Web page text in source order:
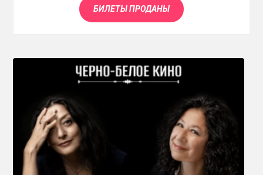
БИЛЕТЫ ПРОДАНЫ